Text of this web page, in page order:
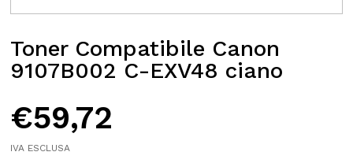
Toner Compatibile Canon
9107B002 C-EXV48 ciano
€59,72
IVA ESCLUSA